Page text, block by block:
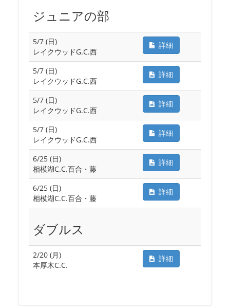
ジュニアの部
5/7 (日)
レイクウッドG.C.西
詳細
5/7 (日)
レイクウッドG.C.西
詳細
5/7 (日)
レイクウッドG.C.西
詳細
5/7 (日)
レイクウッドG.C.西
詳細
6/25 (日)
相模湖C.C.百合・藤
詳細
6/25 (日)
相模湖C.C.百合・藤
詳細
ダブルス
2/20 (月)
本厚木C.C.
詳細